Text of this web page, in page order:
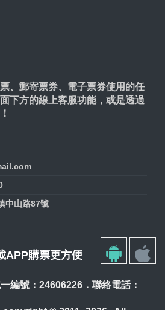
、郵寄票券、電子票券使用的任
下方的線上客服功能，或是透過
中山路87號
APP購票更方便
編號：24606226．聯絡電話：